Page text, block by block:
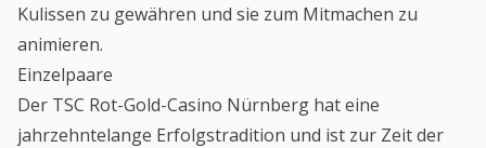
Kulissen zu gewähren und sie zum Mitmachen zu
animieren.
Einzelpaare
Der TSC Rot-Gold-Casino Nürnberg hat eine
jahrzehntelange Erfolgstradition und ist zur Zeit der